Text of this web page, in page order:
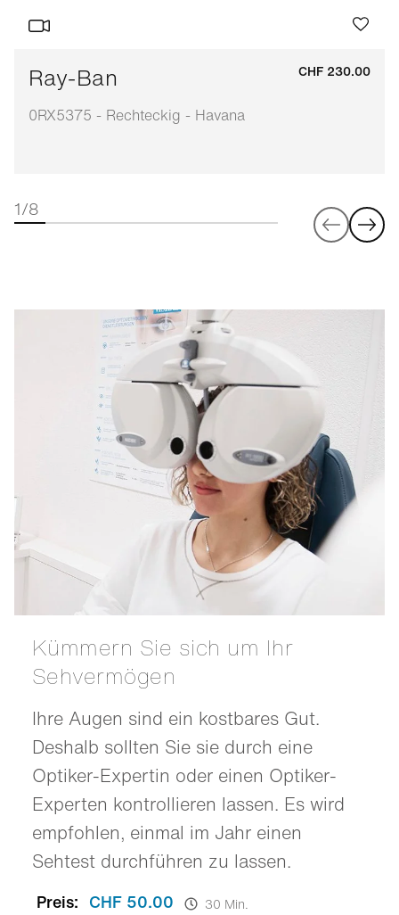
Ray-Ban
0RX5375 - Rechteckig - Havana
CHF 230.00
1/8
Kümmern Sie sich um Ihr
Sehvermögen
Ihre Augen sind ein kostbares Gut.
Deshalb sollten Sie sie durch eine
Optiker-Expertin oder einen Optiker-
Experten kontrollieren lassen. Es wird
empfohlen, einmal im Jahr einen
Sehtest durchführen zu lassen.
Preis: CHF 50.00 30 Min.